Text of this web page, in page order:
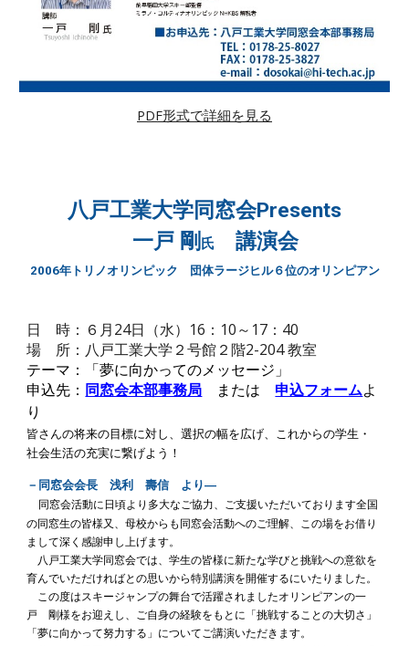
PDF形式で詳細を見る
八戸工業大学同窓会Presents
一戸 剛 氏講演会
2006年トリノオリンピック 団体ラージヒル６位のオリンピアン
日 時：６月24日（水）16：10～17：40
場 所：八戸工業大学２号館２階2-204 教室
テーマ：「夢に向かってのメッセージ」
申込先： 同窓会本部事務局 または 申込フォームよ
り
皆さんの将来の目標に対し、選択の幅を広げ、これからの学生・
社会生活の充実に繋げよう！
－同窓会会長 浅利 壽信 より―
同窓会活動に日頃より多大なご協力、ご支援いただいております全国
の同窓生の皆様又、母校からも同窓会活動へのご理解、この場をお借り
まして深く感謝申し上げます。
八戸工業大学同窓会では、学生の皆様に新たな学びと挑戦への意欲を
育んでいただければとの思いから特別講演を開催するにいたりました。
この度はスキージャンプの舞台で活躍されましたオリンピアンの一
戸 剛様をお迎えし、ご自身の経験をもとに「挑戦することの大切さ」
「夢に向かって努力する」についてご講演いただきます。